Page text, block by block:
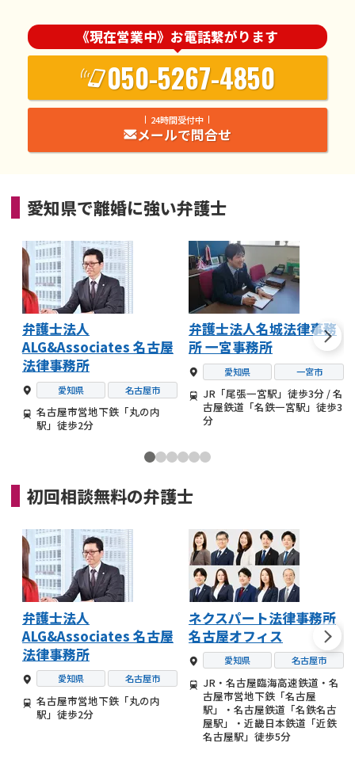
《現在営業中》お電話繋がります
050-5267-4850
24時間受付中
メールで問合せ
愛知県で離婚に強い弁護士
弁護士法人
ALG&Associates 名古屋
法律事務所
愛知県 名古屋市
名古屋市営地下鉄「丸の内
駅」徒歩2分
弁護士法人名城法律事務
所 一宮事務所
愛知県 一宮市
JR「尾張一宮駅」徒歩3分 / 名
古屋鉄道「名鉄一宮駅」徒歩3
分
初回相談無料の弁護士
弁護士法人
ALG&Associates 名古屋
法律事務所
愛知県 名古屋市
名古屋市営地下鉄「丸の内
駅」徒歩2分
ネクスパート法律事務所
名古屋オフィス
愛知県 名古屋市
JR・名古屋臨海高速鉄道・名
古屋市営地下鉄「名古屋
駅」・名古屋鉄道「名鉄名古
屋駅」・近畿日本鉄道「近鉄
名古屋駅」徒歩5分